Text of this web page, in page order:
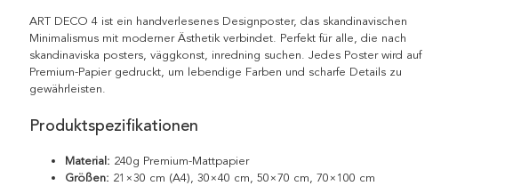
ART DECO 4 ist ein handverlesenes Designposter, das skandinavischen
Minimalismus mit moderner Ästhetik verbindet. Perfekt für alle, die nach
skandinaviska posters, väggkonst, inredning suchen. Jedes Poster wird auf
Premium-Papier gedruckt, um lebendige Farben und scharfe Details zu
gewährleisten.
Produktspezifikationen
Material: 240g Premium-Mattpapier
Größen: 21×30 cm (A4), 30×40 cm, 50×70 cm, 70×100 cm